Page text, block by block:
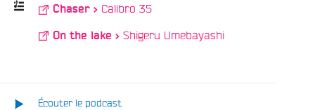
Playlist
Chaser > Calibro 35/
On the lake >Shigeru Umebayashi/
Écouter le podcast